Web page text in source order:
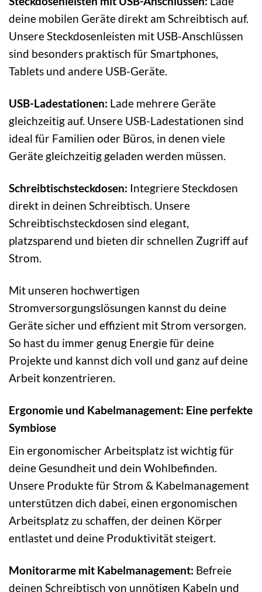
deine mobilen Geräte direkt am Schreibtisch auf.
Unsere Steckdosenleisten mit USB-Anschlüssen
sind besonders praktisch für Smartphones,
Tablets und andere USB-Geräte.
USB-Ladestationen: Lade mehrere Geräte
gleichzeitig auf. Unsere USB-Ladestationen sind
ideal für Familien oder Büros, in denen viele
Geräte gleichzeitig geladen werden müssen.
Schreibtischsteckdosen: Integriere Steckdosen
direkt in deinen Schreibtisch. Unsere
Schreibtischsteckdosen sind elegant,
platzsparend und bieten dir schnellen Zugriff auf
Strom.
Mit unseren hochwertigen
Stromversorgungslösungen kannst du deine
Geräte sicher und effizient mit Strom versorgen.
So hast du immer genug Energie für deine
Projekte und kannst dich voll und ganz auf deine
Arbeit konzentrieren.
Ergonomie und Kabelmanagement: Eine perfekte
Symbiose
Ein ergonomischer Arbeitsplatz ist wichtig für
deine Gesundheit und dein Wohlbefinden.
Unsere Produkte für Strom & Kabelmanagement
unterstützen dich dabei, einen ergonomischen
Arbeitsplatz zu schaffen, der deinen Körper
entlastet und deine Produktivität steigert.
Monitorarme mit Kabelmanagement: Befreie
deinen Schreibtisch von unnötigen Kabeln und